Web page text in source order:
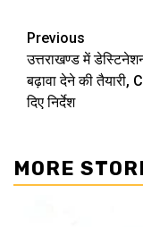
Continue
Reading
Previous
उत्तराखण्ड में
बढ़ावा देने की तैयारी,
दिए निर्देश
MORE